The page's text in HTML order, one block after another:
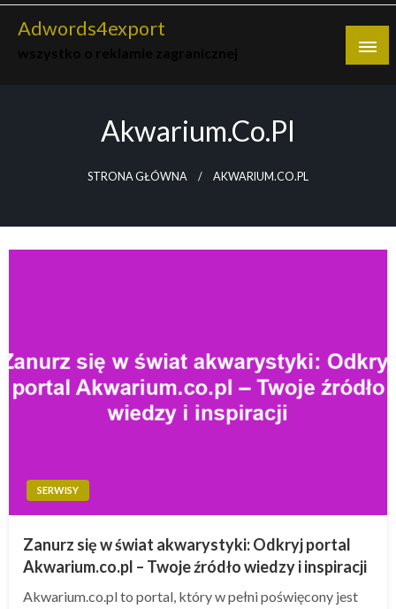
Skip
Adwords4export
Akwarium.co.pl
STRONA GŁÓWNA AKWARIUM.CO.PL
SERWISY
Zanurz się w świat akwarystyki: Odkryj portal
Akwarium.co.pl – Twoje źródło wiedzy i inspiracji
Akwarium.co.pl to portal, który w pełni poświęcony jest